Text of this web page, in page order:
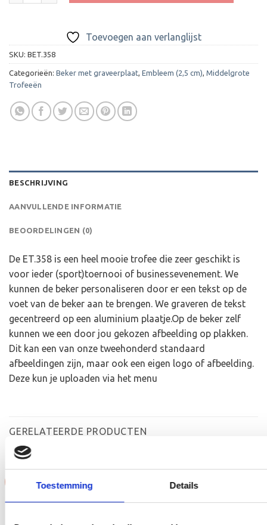
Toestemming Details
Toevoegen aan verlanglijst
SKU: BET.358
Categorieën: Beker met graveerplaat, Embleem (2,5 cm), Middelgrote
Trofeeën
BESCHRIJVING
AANVULLENDE INFORMATIE
BEOORDELINGEN (0)
De ET.358 is een heel mooie trofee die zeer geschikt is
voor ieder (sport)toernooi of businessevenement. We
kunnen de beker personaliseren door er een tekst op de
voet van de beker aan te brengen. We graveren de tekst
gecentreerd op een aluminium plaatje.Op de beker zelf
kunnen we een door jou gekozen afbeelding op plakken.
Dit kan een van onze tweehonderd standaard
afbeeldingen zijn, maar ook een eigen logo of afbeelding.
Deze kun je uploaden via het menu
GERELATEERDE PRODUCTEN
Aanbieding!
Toevoegen
Aanbieding!
Toevoegen